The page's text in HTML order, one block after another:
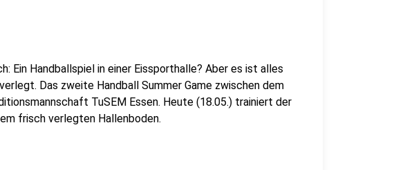
Ein Handballspiel in einer Eissporthalle? Aber es ist alles
Das zweite Handball Summer Game zwischen dem
TuSEM Essen. Heute (18.05.) trainiert der
frisch verlegten Hallenboden.